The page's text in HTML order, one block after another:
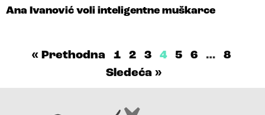
Ana Ivanović voli inteligentne muškarce
« Prethodna 1 2 3 4 5 6 …
8
Sledeća »